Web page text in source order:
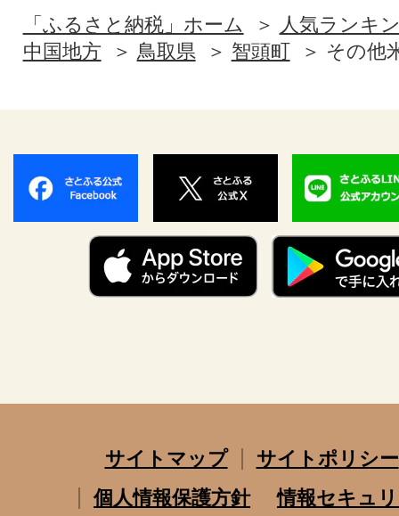
「ふるさと納税」ホーム
人気ランキ
中国地方
鳥取県 智頭町 その他
サイトマップ
サイトポリシー
個人情報保護方針
情報セキュ